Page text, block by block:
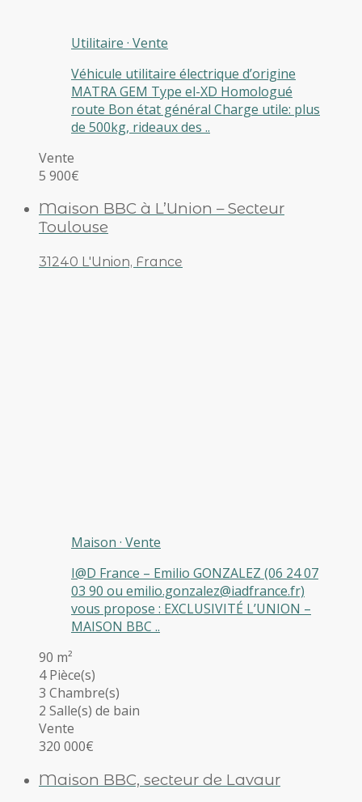
Utilitaire · Vente
Véhicule utilitaire électrique d’origine
MATRA GEM Type el-XD Homologué
route Bon état général Charge utile: plus
de 500kg, rideaux des ..
Vente
5 900€
Maison BBC à L’Union – Secteur
Toulouse
31240 L'Union, France
Maison · Vente
I@D France – Emilio GONZALEZ (06 24 07
03 90 ou emilio.gonzalez@iadfrance.fr)
vous propose : EXCLUSIVITÉ L’UNION –
MAISON BBC ..
90 m²
4 Pièce(s)
3 Chambre(s)
2 Salle(s) de bain
Vente
320 000€
Maison BBC, secteur de Lavaur